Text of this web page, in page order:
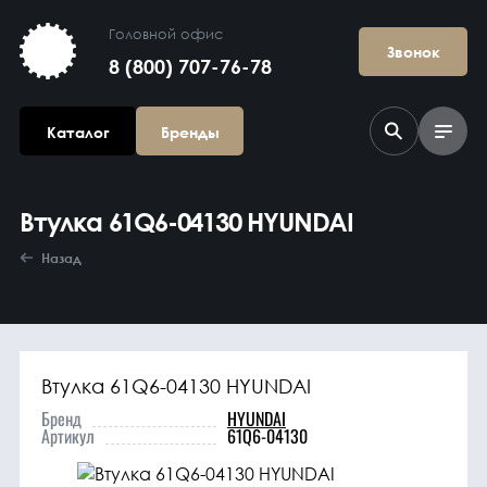
Головной офис
8 (800) 707-76-78
Звонок
Каталог Бренды
Агрегаты в
сборе
Гидравлика и
Втулка 61Q6-04130 HYUNDAI
Назад
Втулка 61Q6-04130 HYUNDAI
Бренд HYUNDAI
Артикул 61Q6-04130